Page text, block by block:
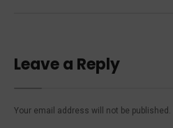
Leave a Reply
Your email address will not be published.